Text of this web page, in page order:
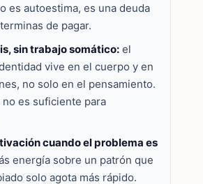
es autoestima, es una deuda
de pagar.
sin trabajo somático: el
vive en el cuerpo y en
no solo en el pensamiento.
es suficiente para
cuando el problema es
energía sobre un patrón que
solo agota más rápido.